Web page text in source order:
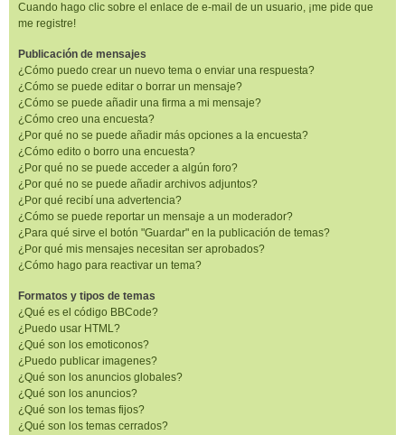
Cuando hago clic sobre el enlace de e-mail de un usuario, ¡me pide que
me registre!
Publicación de mensajes
¿Cómo puedo crear un nuevo tema o enviar una respuesta?
¿Cómo se puede editar o borrar un mensaje?
¿Cómo se puede añadir una firma a mi mensaje?
¿Cómo creo una encuesta?
¿Por qué no se puede añadir más opciones a la encuesta?
¿Cómo edito o borro una encuesta?
¿Por qué no se puede acceder a algún foro?
¿Por qué no se puede añadir archivos adjuntos?
¿Por qué recibí una advertencia?
¿Cómo se puede reportar un mensaje a un moderador?
¿Para qué sirve el botón "Guardar" en la publicación de temas?
¿Por qué mis mensajes necesitan ser aprobados?
¿Cómo hago para reactivar un tema?
Formatos y tipos de temas
¿Qué es el código BBCode?
¿Puedo usar HTML?
¿Qué son los emoticonos?
¿Puedo publicar imagenes?
¿Qué son los anuncios globales?
¿Qué son los anuncios?
¿Qué son los temas fijos?
¿Qué son los temas cerrados?